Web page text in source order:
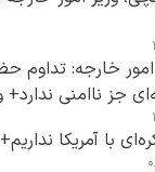
خارجه: تداوم
جز ناامنی ندارد+
با آمریکا